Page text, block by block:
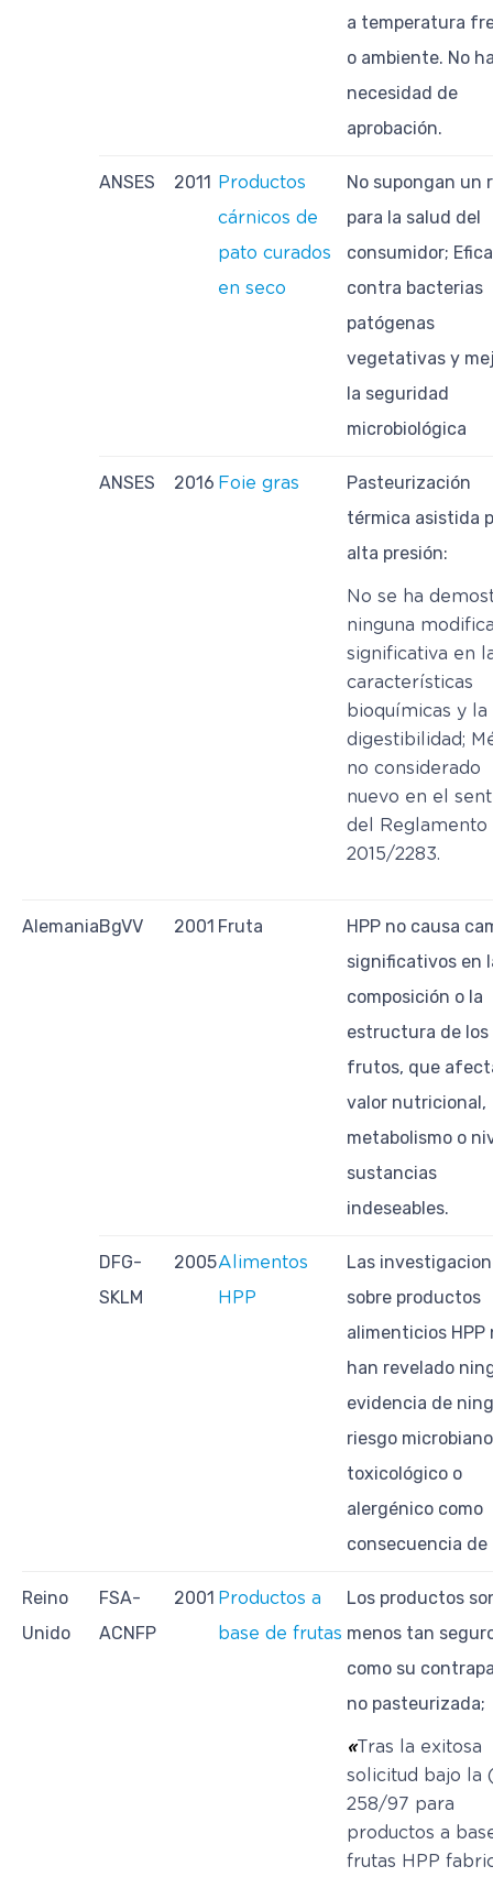
a temperatura
o ambiente. No
necesidad de
aprobación.
ANSES 2011
Productos
cárnicos de
pato curados
en seco
No supongan un
para la salud del
consumidor;
contra bacterias
patógenas
vegetativas y
la seguridad
microbiológica
ANSES 2016 Foie gras
Pasteurización
térmica asistida
alta presión:
No se ha
ninguna
significativa en
características
bioquímicas y la
digestibilidad;
no considerado
nuevo en el
del Reglamento
2015/2283.
AlemaniaBgVV 2001 Fruta
HPP no causa
significativos en
composición o la
estructura de los
frutos, que
valor nutricional,
metabolismo o
sustancias
indeseables.
DFG-
SKLM
2005Alimentos
HPP
Las
sobre productos
alimenticios HPP
han revelado
evidencia de
riesgo
toxicológico o
alergénico como
consecuencia de
Reino
Unido
FSA-
ACNFP
2001 Productos a
base de frutas
Los productos
menos tan
como su
no pasteurizada;
«Tras la exitosa
solicitud bajo la
258/97 para
productos a
frutas HPP